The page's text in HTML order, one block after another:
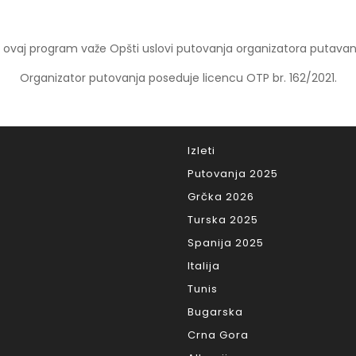
ovaj program važe Opšti uslovi putovanja organizatora
Organizator putovanja poseduje licencu OTP br. 162/2021.
Izleti
Putovanja 2025
Grčka 2026
Turska 2025
Spanija 2025
Italija
Tunis
Bugarska
Crna Gora